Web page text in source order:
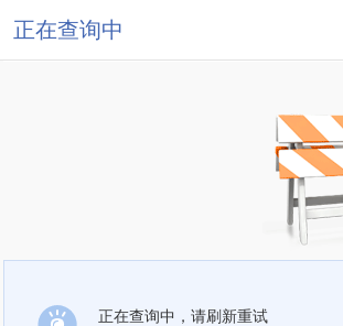
正在查询中
正在查询中，请刷新重试